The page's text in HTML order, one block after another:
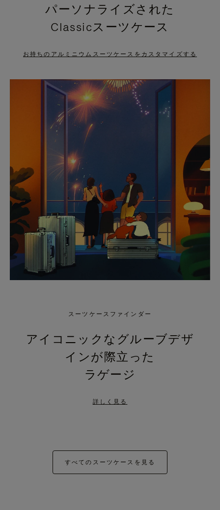
PRESS
PAUSE
PRESS
TO
UNMUTE
パーソナライズされた
Classicスーツケース
お持ちのアルミニウムスーツケースをカスタマイズする
スーツケースファインダー
アイコニックなグルーブデザ
インが際立った
ラゲージ
詳しく見る
すべてのスーツケースを見る